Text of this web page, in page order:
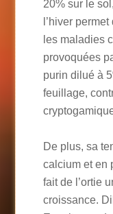
20% sur le
l’hiver
les maladies
provoquées
purin dilué à
feuillage,
De plus, sa
calcium et en
fait de l’ortie
croissance.